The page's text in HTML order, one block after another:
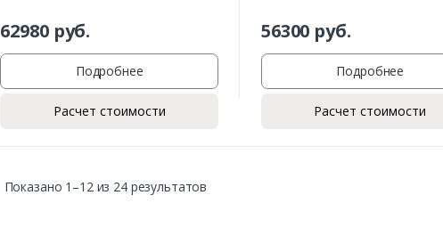
62980руб.
Подробнее
Расчет стоимости
56300 руб.
Подробнее
Расчет стоимости
Показано 1–12 из 24 результатов